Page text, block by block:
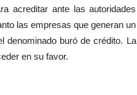
acreditar ante las autoridades
las empresas que generan un
denominado buró de crédito. La
en su favor.